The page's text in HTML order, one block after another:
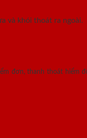
và khói thoát ra ngoài.
đơn, thanh thoát hiểm